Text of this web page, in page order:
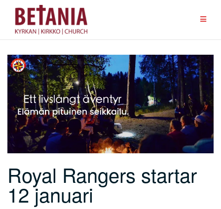
Hoppa
innehåll
Royal Rangers startar
12 januari